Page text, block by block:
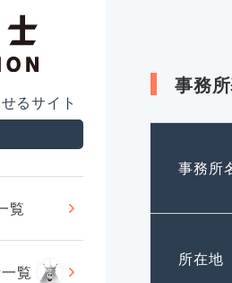
るサイト
覧
覧
事務
事務所
所在地